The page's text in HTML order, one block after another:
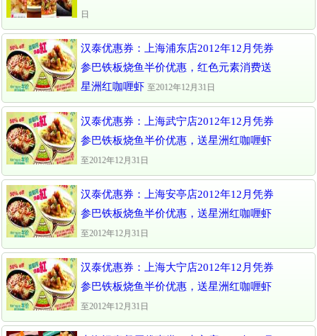
日
汉泰优惠券：上海浦东店2012年12月凭券
参巴铁板烧鱼半价优惠，红色元素消费送
星洲红咖喱虾 至2012年12月31日
汉泰优惠券：上海武宁店2012年12月凭券
参巴铁板烧鱼半价优惠，送星洲红咖喱虾
至2012年12月31日
汉泰优惠券：上海安亭店2012年12月凭券
参巴铁板烧鱼半价优惠，送星洲红咖喱虾
至2012年12月31日
汉泰优惠券：上海大宁店2012年12月凭券
参巴铁板烧鱼半价优惠，送星洲红咖喱虾
至2012年12月31日